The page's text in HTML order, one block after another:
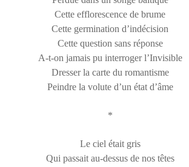
Cette efflorescence de brume
Cette germination d’indécision
Cette question sans réponse
A-t-on jamais pu interroger l’Invisible
Dresser la carte du romantisme
Peindre la volute d’un état d’âme
*
Le ciel était gris
Qui passait au-dessus de nos têtes